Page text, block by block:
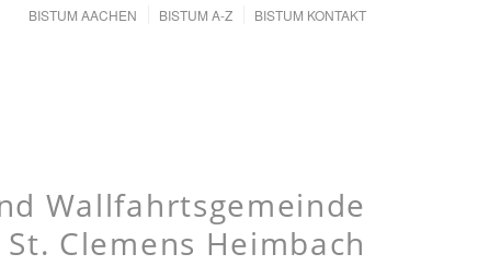
BISTUM AACHEN BISTUM A-Z BISTUM KONTAKT
Wallfahrtsgemeinde
St. Clemens Heimbach